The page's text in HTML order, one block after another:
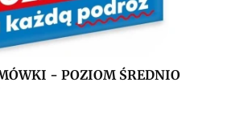
- POZIOM ŚREDNIO